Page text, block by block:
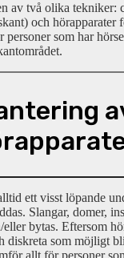
av två olika tekniker:
och hörapparater
personer som har
ett visst löpande
Slangar, domer,
eller bytas. Eftersom
diskreta som möjligt
allt för personer